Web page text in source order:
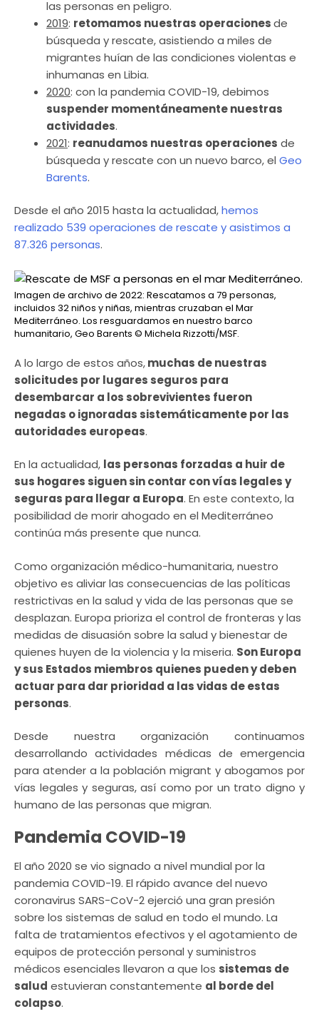
las personas en peligro.
2019: retomamos nuestras operacionesde
búsqueda y rescate, asistiendo a miles de
migrantes huían de las condiciones violentas e
inhumanas en Libia.
2020: con la pandemia COVID-19, debimos
suspender momentáneamente nuestras
actividades.
2021: reanudamos nuestras operaciones de
búsqueda y rescate con un nuevo barco, el Geo
Barents.
Desde el año 2015 hasta la actualidad,hemos
realizado 539 operaciones de rescate y asistimos a
87.326 personas.
Imagen de archivo de 2022: Rescatamos a 79 personas,
incluidos 32 niños y niñas, mientras cruzaban el Mar
Mediterráneo. Los resguardamos en nuestro barco
humanitario, Geo Barents © Michela Rizzotti/MSF.
A lo largo de estos años,muchas de nuestras
solicitudes por lugares seguros para
desembarcar a los sobrevivientes fueron
negadas o ignoradas sistemáticamente por las
autoridades europeas.
En la actualidad, las personas forzadas a huir de
sus hogares siguen sin contar con vías legales y
seguras para llegar a Europa. En este contexto, la
posibilidad de morir ahogado en el Mediterráneo
continúa más presente que nunca.
Como organización médico-humanitaria, nuestro
objetivo es aliviar las consecuencias de las políticas
restrictivas en la salud y vida de las personas que se
desplazan. Europa prioriza el control de fronteras y las
medidas de disuasión sobre la salud y bienestar de
quienes huyen de la violencia y la miseria. Son Europa
y sus Estados miembros quienes pueden y deben
actuar para dar prioridad a las vidas de estas
personas.
Desde nuestra organización continuamos
desarrollando actividades médicas de emergencia
para atender a la población migrant y abogamos por
vías legales y seguras, así como por un trato digno y
humano de las personas que migran.
Pandemia COVID-19
El año 2020 se vio signado a nivel mundial por la
pandemia COVID-19. El rápido avance del nuevo
coronavirus SARS-CoV-2 ejerció una gran presión
sobre los sistemas de salud en todo el mundo. La
falta de tratamientos efectivos y el agotamiento de
equipos de protección personal y suministros
médicos esenciales llevaron a que los sistemas de
salud estuvieran constantemente al borde del
colapso.